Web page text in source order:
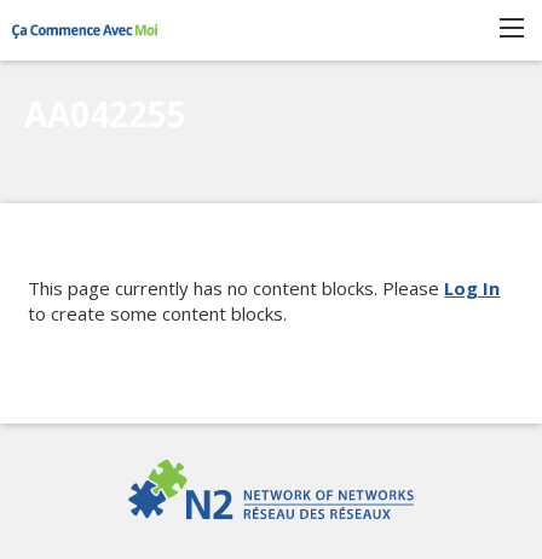
POURQUOI PARTICIPER?
COMMENT ÇA MARCHE
This page currently has no content blocks. Please Log In
to create some content blocks.